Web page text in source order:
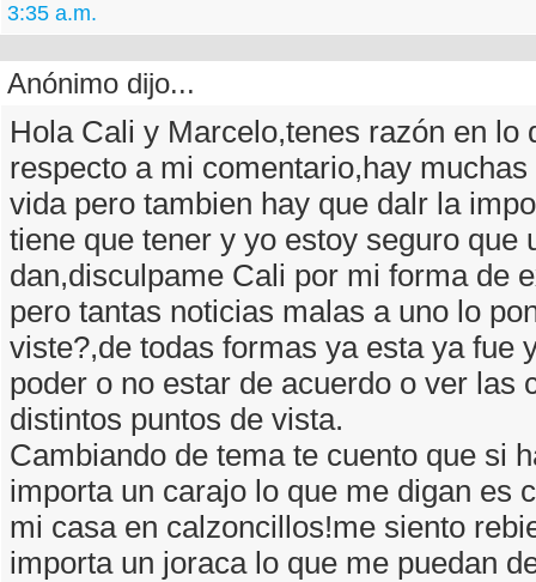
3:35 a.m.
Anónimo dijo...
Hola Cali y Marcelo,tenes razón en lo
respecto a mi comentario,hay
vida pero tambien hay que dalr la
tiene que tener y yo estoy seguro que
dan,disculpame Cali por mi forma de
pero tantas noticias malas a uno lo
viste?,de todas formas ya esta ya fue
poder o no estar de acuerdo o ver las
distintos puntos de vista.
Cambiando de tema te cuento que si
importa un carajo lo que me digan es
mi casa en calzoncillos!me siento
importa un joraca lo que me puedan